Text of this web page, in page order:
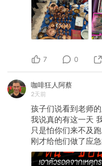
7 0
咖啡狂人阿蔡
2天前
孩子们说看到老师
我说真的有这一天
只是怕你们来不及跑
刚才给他们做了应